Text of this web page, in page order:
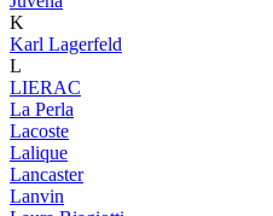
K
Karl Lagerfeld
L
LIERAC
La Perla
Lacoste
Lalique
Lancaster
Lanvin